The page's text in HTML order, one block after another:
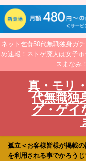
ネット乞食50代無職独身ガ
め速報！ネトゲ廃人は女子
スまなみ
真・モリ
代無職独
グ・ゲイ
孤立＜お客様皆様が掲載
を利用される事でかろう